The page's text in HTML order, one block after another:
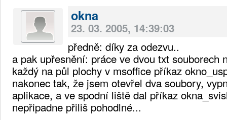
okna
23. 03. 2005, 14:39:03
předně: díky za odezvu..
a pak upřesnění: práce ve dvou txt souborech
každý na půl plochy v msoffice příkaz
nakonec tak, že jsem otevřel dva soubory,
aplikace, a ve spodní liště dal příkaz
nepřipadne přiliš pohodlné...